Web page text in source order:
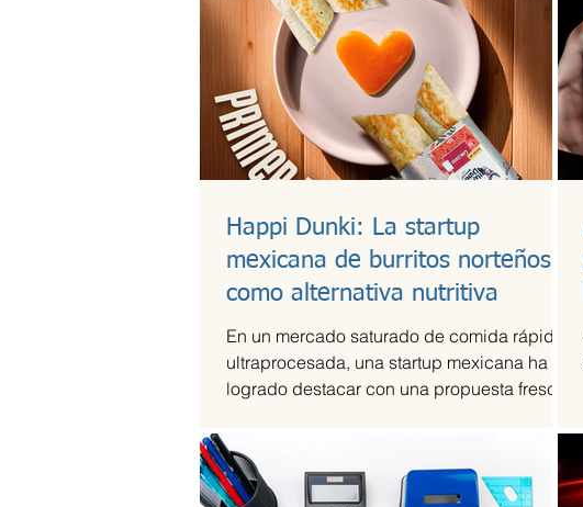
Happi Dunki: La startup
mexicana de burritos norteños
como alternativa nutritiva
En un mercado saturado de comida rápida
ultraprocesada, una startup mexicana ha
logrado destacar con una propuesta fresca,
Dunki, la marca de burritos norteños creada
por la emprendedora Camila García-
Castells, que combina tradición culinaria